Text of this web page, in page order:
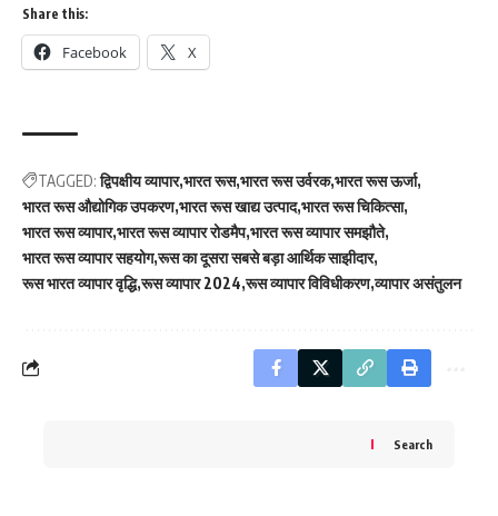
Share this:
Facebook X
TAGGED: द्विपक्षीय व्यापार भारत रूस भारत रूस उर्वरक भारत रूस ऊर्जा
भारत रूस औद्योगिक उपकरण भारत रूस खाद्य उत्पाद भारत रूस चिकित्सा
भारत रूस व्यापार भारत रूस व्यापार रोडमैप भारत रूस व्यापार समझौते
भारत रूस व्यापार सहयोग रूस का दूसरा सबसे बड़ा आर्थिक साझीदार
रूस भारत व्यापार वृद्धि रूस व्यापार 2024 रूस व्यापार विविधीकरण व्यापार असंतुलन
Search